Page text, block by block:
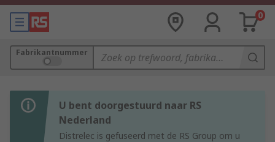
0
Fabrikantnummer
U bent doorgestuurd naar RS
Nederland
Distrelec is gefuseerd met de RS Group om u